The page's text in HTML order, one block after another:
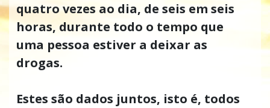
quatro vezes ao dia, de seis em seis
horas, durante todo o tempo que
uma pessoa estiver a deixar as
drogas.
Estes são dados juntos, isto é, todos